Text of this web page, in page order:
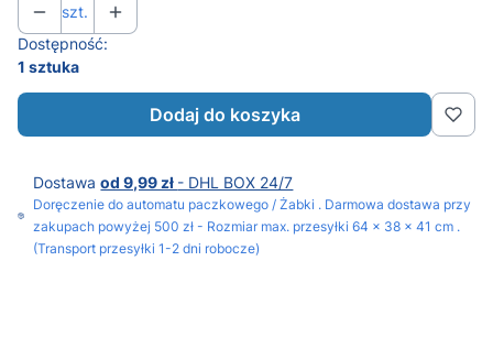
szt.
Dostępność:
1 sztuka
Dodaj do koszyka
Dostawaod 9,99 zł - DHL BOX 24/7
Doręczenie do automatu paczkowego / Żabki . Darmowa dostawa przy
zakupach powyżej 500 zł - Rozmiar max. przesyłki 64 x 38 x 41 cm .
(Transport przesyłki 1-2 dni robocze)